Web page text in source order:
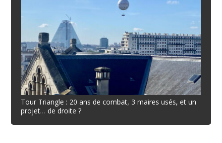
Tour Triangle : 20 ans de combat, 3 maires usés, et un
projet… de droite ?